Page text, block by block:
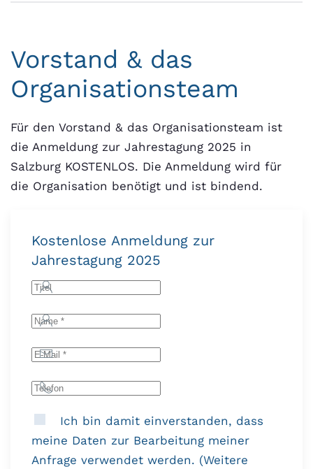
Vorstand & das
Organisationsteam
Für den Vorstand & das Organisationsteam ist
die Anmeldung zur Jahrestagung 2025 in
Salzburg KOSTENLOS. Die Anmeldung wird für
die Organisation benötigt und ist bindend.
Kostenlose Anmeldung zur
Jahrestagung 2025
Ich bin damit einverstanden, dass
meine Daten zur Bearbeitung meiner
Anfrage verwendet werden. (Weitere